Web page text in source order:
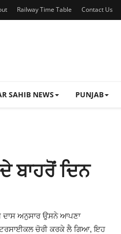
Railway Time Table Contact Us
SAHIB NEWS PUNJAB
ਬਾਹਰੋਂ ਦਿਨ
ਦਾਸ ਅਨੁਸਾਰ ਉਸਨੇ ਆਪਣਾ
ਚੋਰੀ ਕਰਕੇ ਲੈ ਗਿਆ, ਇਹ